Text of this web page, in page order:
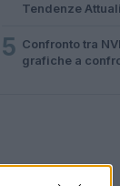
Tendenze Attuali
5 Confronto tra
grafiche a